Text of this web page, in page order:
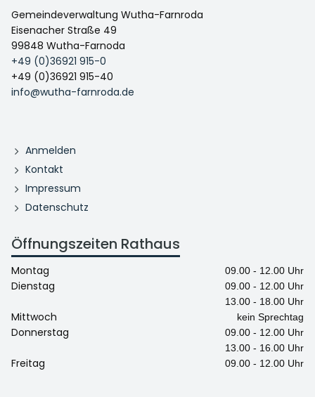
Gemeindeverwaltung Wutha-Farnroda
Eisenacher Straße 49
99848 Wutha-Farnoda
+49 (0)36921 915-0
+49 (0)36921 915-40
info@wutha-farnroda.de
Anmelden
Kontakt
Impressum
Datenschutz
Öffnungszeiten Rathaus
Montag 09.00 - 12.00 Uhr
Dienstag
09.00 - 12.00 Uhr
13.00 - 18.00 Uhr
Mittwoch kein Sprechtag
Donnerstag
09.00 - 12.00 Uhr
13.00 - 16.00 Uhr
Freitag 09.00 - 12.00 Uhr